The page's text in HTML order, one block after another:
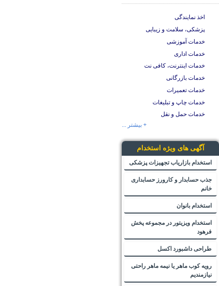
اخذ نمایندگی
پزشکی، سلامت و زیبایی
خدمات آموزشی
خدمات اداری
خدمات اینترنت، کافی نت
خدمات بازرگانی
خدمات تعمیرات
خدمات چاپ و تبلیغات
خدمات حمل و نقل
+ بیشتر ...
آگهی های ویژه استخدام
استخدام بازاریاب تجهیزات پزشکی
جذب حسابدار و کارورز حسابداری
خانم
استخدام بانوان
استخدام ویزیتور در مجموعه پخش
فرهود
طراحی داشبورد اکسل
رویه کوب ماهر یا نیمه ماهر راحتی
نیازمندیم